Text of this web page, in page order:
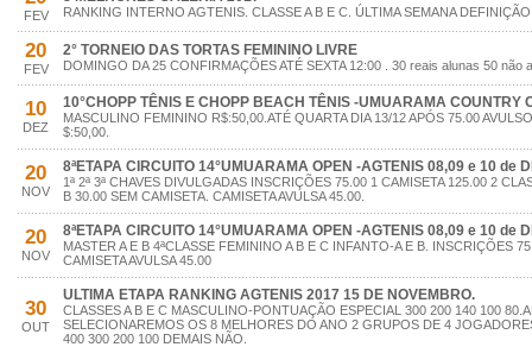
FEV RANKING INTERNO AGTENIS. CLASSE A B E C. ÚLTIMA SEMANA
20
FEV
2° TORNEIO DAS TORTAS FEMININO LIVRE
DOMINGO DA 25 CONFIRMAÇÕES ATÉ SEXTA 12:00 . 30 reais alunas 50 não
10
DEZ
10°CHOPP TÊNIS E CHOPP BEACH TÊNIS -UMUARAMA COUNTRY
MASCULINO FEMININO R$:50,00.ATÉ QUARTA DIA 13/12 APÓS 75.00
$:50,00.
20
NOV
8ªETAPA CIRCUITO 14°UMUARAMA OPEN -AGTENIS 08,09 e 10 de
1ª 2ª 3ª CHAVES DIVULGADAS INSCRIÇÕES 75.00 1 CAMISETA 125.00 2
B 30.00 SEM CAMISETA. CAMISETA AVULSA 45.00.
20
NOV
8ªETAPA CIRCUITO 14°UMUARAMA OPEN -AGTENIS 08,09 e 10 de
MASTER A E B 4ªCLASSE FEMININO A B E C INFANTO-A E B. INSCRIÇÕES
CAMISETA AVULSA 45.00
30
OUT
ULTIMA ETAPA RANKING AGTENIS 2017 15 DE NOVEMBRO.
CLASSES A B E C MASCULINO-PONTUAÇÃO ESPECIAL 300 200 140 100
SELECIONAREMOS OS 8 MELHORES DO ANO 2 GRUPOS DE 4
400 300 200 100 DEMAIS NÃO.